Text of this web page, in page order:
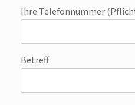
Ihre Telefonnummer
Betreff